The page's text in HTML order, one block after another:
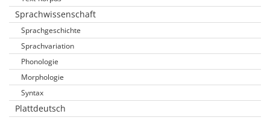
Sprachwissenschaft
Sprachgeschichte
Sprachvariation
Phonologie
Morphologie
Syntax
Plattdeutsch